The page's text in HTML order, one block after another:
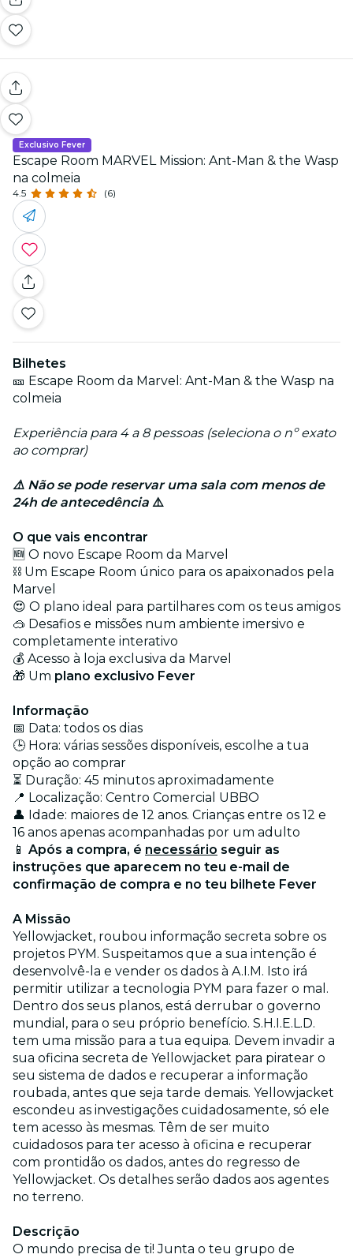
Exclusivo Fever
Escape Room MARVEL Mission: Ant-Man & the Wasp
na colmeia
4.5 (6)
Bilhetes
🎫 Escape Room da Marvel: Ant-Man & the Wasp na
colmeia
Experiência para 4 a 8 pessoas (seleciona o nº exato
ao comprar)
⚠️ Não se pode reservar uma sala com menos de
24h de antecedência ⚠️
O que vais encontrar
🆕 O novo Escape Room da Marvel
⛓️ Um Escape Room único para os apaixonados pela
Marvel
😍 O plano ideal para partilhares com os teus amigos
🥽 Desafios e missões num ambiente imersivo e
completamente interativo
💰 Acesso à loja exclusiva da Marvel
🎁 Um plano exclusivo Fever
Informação
📅 Data: todos os dias
🕒 Hora: várias sessões disponíveis, escolhe a tua
opção ao comprar
⏳ Duração: 45 minutos aproximadamente
📍 Localização: Centro Comercial UBBO
👤 Idade: maiores de 12 anos. Crianças entre os 12 e
16 anos apenas acompanhadas por um adulto
📱 Após a compra, é necessário seguir as
instruções que aparecem no teu e-mail de
confirmação de compra e no teu bilhete Fever
A Missão
Yellowjacket, roubou informação secreta sobre os
projetos PYM. Suspeitamos que a sua intenção é
desenvolvê-la e vender os dados à A.I.M. Isto irá
permitir utilizar a tecnologia PYM para fazer o mal.
Dentro dos seus planos, está derrubar o governo
mundial, para o seu próprio benefício. S.H.I.E.L.D.
tem uma missão para a tua equipa. Devem invadir a
sua oficina secreta de Yellowjacket para piratear o
seu sistema de dados e recuperar a informação
roubada, antes que seja tarde demais. Yellowjacket
escondeu as investigações cuidadosamente, só ele
tem acesso às mesmas. Têm de ser muito
cuidadosos para ter acesso à oficina e recuperar
com prontidão os dados, antes do regresso de
Yellowjacket. Os detalhes serão dados aos agentes
no terreno.
Descrição
O mundo precisa de ti! Junta o teu grupo de